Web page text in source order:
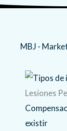
MBJ -
Lesiones
existir